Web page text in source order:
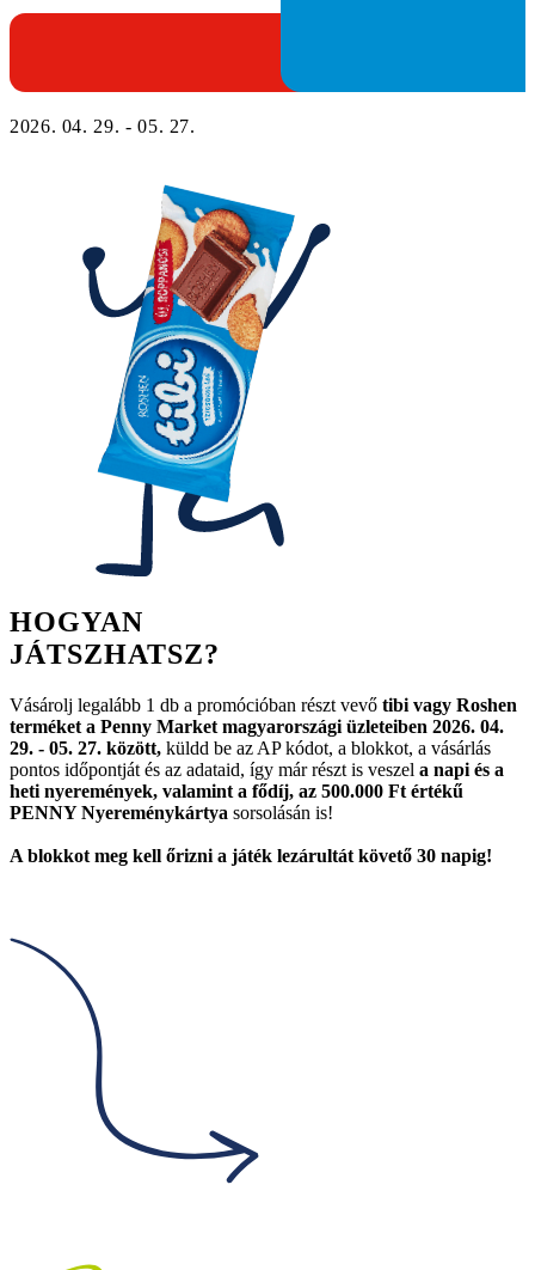
2026. 04. 29. - 05. 27.
HOGYAN
JÁTSZHATSZ?
Vásárolj legalább 1 db a promócióban részt vevő tibi vagy Roshen
terméket a Penny Market magyarországi üzleteiben 2026. 04.
29. - 05. 27. között, küldd be az AP kódot, a blokkot, a vásárlás
pontos időpontját és az adataid, így már részt is veszel a napi és a
heti nyeremények, valamint a fődíj, az 500.000 Ft értékű
PENNY Nyereménykártya sorsolásán is!
A blokkot meg kell őrizni a játék lezárultát követő 30 napig!